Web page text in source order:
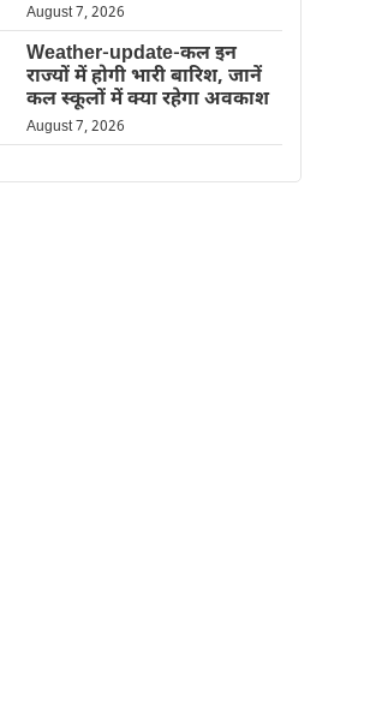
August 7, 2026
Weather-update-कल इन
राज्यों में होगी भारी बारिश, जानें
कल स्कूलों में क्या रहेगा अवकाश
August 7, 2026